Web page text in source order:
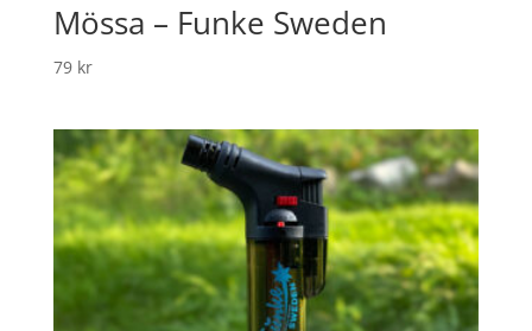
Mössa – Funke Sweden
79 kr